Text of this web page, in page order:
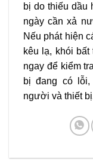
bị do thiếu dầu
ngày cần xả
Nếu phát hiện
kêu lạ, khói
ngay để kiểm
bị đang có
người và thiết